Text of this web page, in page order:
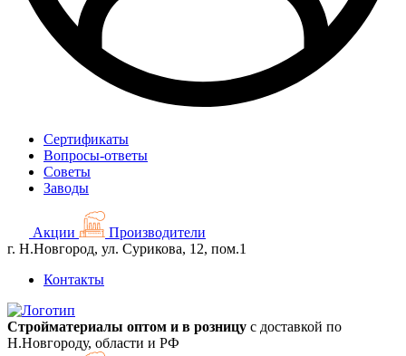
Сертификаты
Вопросы-ответы
Советы
Заводы
Акции
Производители
г. Н.Новгород, ул. Сурикова, 12, пом.1
Контакты
Стройматериалы оптом и в розницу с доставкой по
Н.Новгороду, области и РФ